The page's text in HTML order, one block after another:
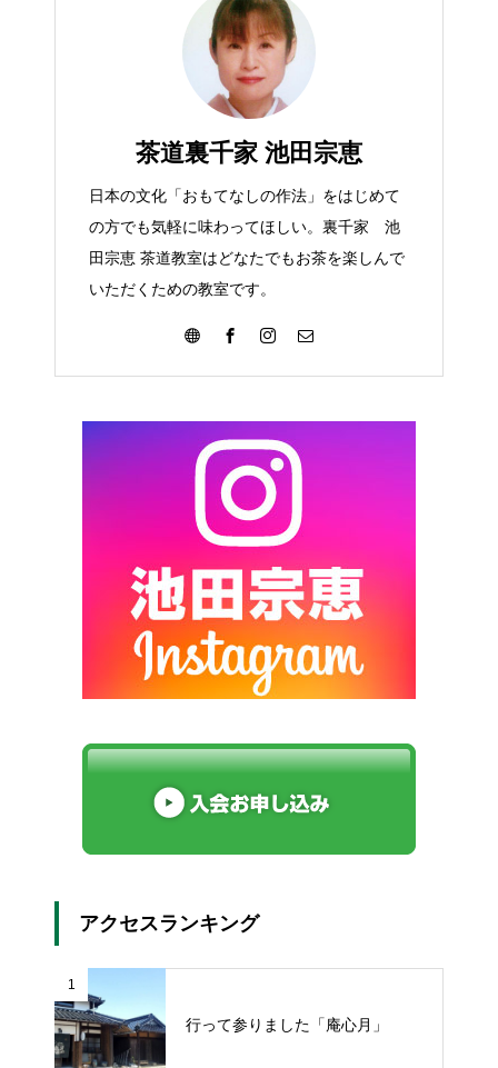
茶道裏千家 池田宗恵
日本の文化「おもてなしの作法」をはじめて
の方でも気軽に味わってほしい。裏千家 池
田宗恵 茶道教室はどなたでもお茶を楽しんで
いただくための教室です。
アクセスランキング
1
行って参りました「庵心月」